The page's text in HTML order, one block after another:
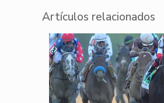
Artículos relacionados